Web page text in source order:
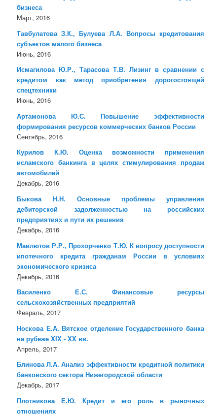
бизнеса
Март, 2016
Тавбулатова З.К., Булуева Л.А. Вопросы кредитования
субъектов малого бизнеса
Июнь, 2016
Исмагилова Ю.Р., Тарасова Т.В. Лизинг в сравнении с
кредитом как метод приобретения дорогостоящей
спецтехники
Июнь, 2016
Артамонова Ю.С. Повышение эффективности
формирования ресурсов коммерческих банков России
Сентябрь, 2016
Курилов К.Ю. Оценка возможности применения
исламского банкинга в целях стимулирования продаж
автомобилей
Декабрь, 2016
Быкова Н.Н. Основные проблемы управления
дебиторской задолженностью на российских
предприятиях и пути их решения
Декабрь, 2016
Мавлютов Р.Р., Прохорченко Т.Ю. К вопросу доступности
ипотечного кредита гражданам России в условиях
экономического кризиса
Декабрь, 2016
Василенко Е.С. Финансовые ресурсы
сельскохозяйственных предприятий
Февраль, 2017
Носкова Е.А. Вятское отделение Государственного банка
на рубеже XIX - XX вв.
Апрель, 2017
Блинова Л.А. Анализ эффективности кредитной политики
банковского сектора Нижегородской области
Декабрь, 2017
Плотникова Е.Ю. Кредит и его роль в рыночных
отношениях